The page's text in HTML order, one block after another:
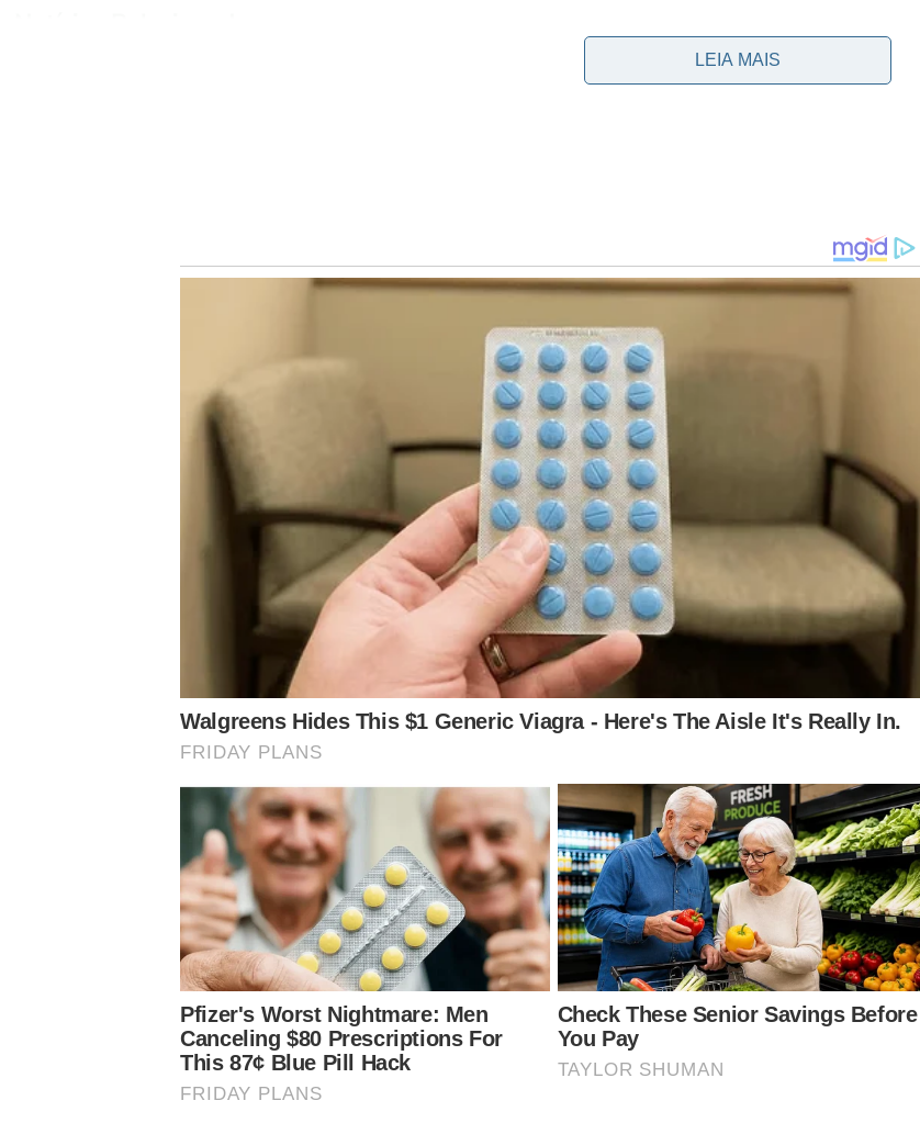
O próximo compromisso do Palmeiras é no domingo (25), às 16h, diante do Atlético-GO, em Goiânia, em jogo
válido pela décima oitava rodada do Brasileirão 2020.
Palmeiras e Cruzeiro chegam a acordo e Jean volta ao Verdão para iniciar tratamento
Quique Setién vira opção do Palmeiras após ‘indicação’ de Ramírez
Os detalhes que separaram Ramírez do Palmeiras
Conheça o canal do Nosso Palestra no Youtube
Gabriel Menino
LEIA MAIS